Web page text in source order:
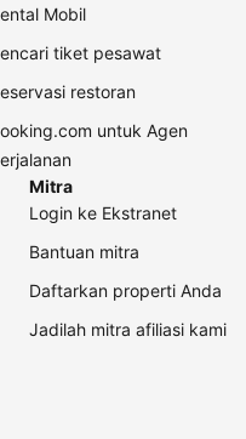
Mobil
tiket pesawat
restoran
untuk Agen
Mitra
Login ke Ekstranet
Bantuan mitra
Daftarkan properti Anda
Jadilah mitra afiliasi kami